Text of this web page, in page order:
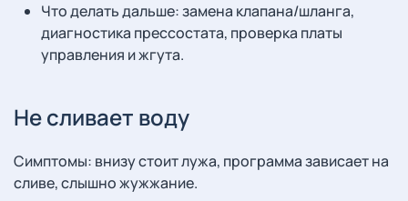
Что делать дальше: замена клапана/шланга,
диагностика прессостата, проверка платы
управления и жгута.
Не сливает воду
Симптомы: внизу стоит лужа, программа зависает на
сливе, слышно жужжание.